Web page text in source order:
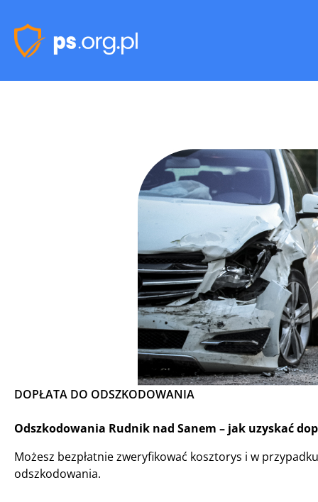
DOPŁATA DO ODSZKODOWANIA
Odszkodowania Rudnik nad Sanem – jak uzyskać
Możesz bezpłatnie zweryfikować kosztorys i w
odszkodowania.